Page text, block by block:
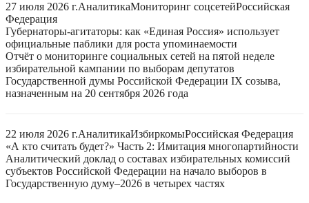
27 июля 2026 г.АналитикаМониторинг соцсетейРоссийская
Федерация
Губернаторы-агитаторы: как «Единая Россия» использует
официальные паблики для роста упоминаемости
Отчёт о мониторинге социальных сетей на пятой неделе
избирательной кампании по выборам депутатов
Государственной думы Российской Федерации IX созыва,
назначенным на 20 сентября 2026 года
22 июля 2026 г.АналитикаИзбиркомыРоссийская Федерация
«А кто считать будет?» Часть 2: Имитация многопартийности
Аналитический доклад о составах избирательных комиссий
субъектов Российской Федерации на начало выборов в
Государственную думу–2026 в четырех частях